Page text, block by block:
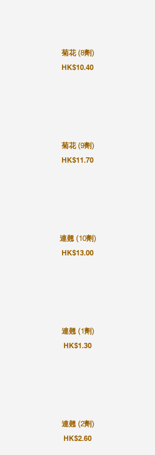
菊花 (8劑)
HK$10.40
菊花 (9劑)
HK$11.70
連翹 (10劑)
HK$13.00
連翹 (1劑)
HK$1.30
連翹 (2劑)
HK$2.60